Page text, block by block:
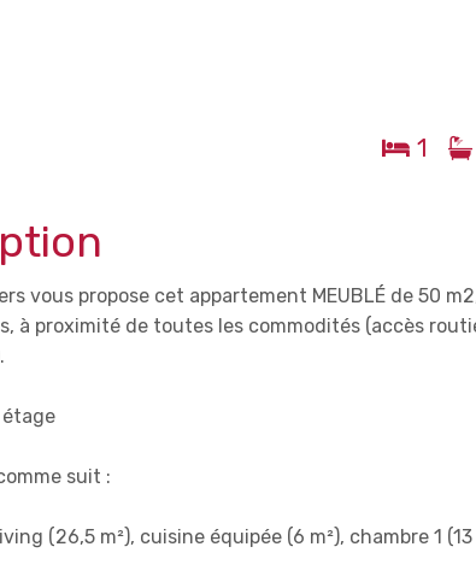
1
vous propose cet appartement MEUBLÉ de 50
à proximité de toutes les commodités (accès
étage
suit :
(26,5 m²), cuisine équipée (6 m²), chambre 1